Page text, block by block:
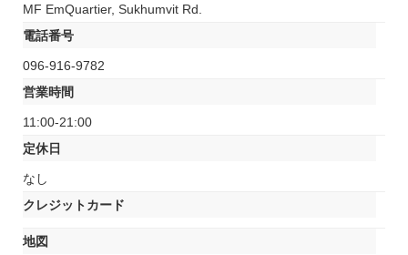
MF EmQuartier, Sukhumvit Rd.
電話番号
096-916-9782
営業時間
11:00-21:00
定休日
なし
クレジットカード
地図